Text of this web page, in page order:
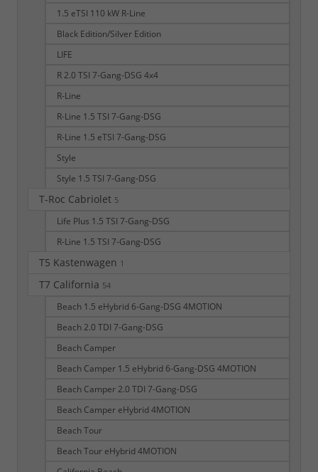
1.5 eTSI 110 kW R-Line
Black Edition/Silver Edition
LIFE
R 2.0 TSI 7-Gang-DSG 4x4
R-Line
R-Line 1.5 TSI 7-Gang-DSG
R-Line 1.5 eTSI 7-Gang-DSG
Style
Style 1.5 TSI 7-Gang-DSG
T-Roc Cabriolet 5
Life Plus 1.5 TSI 7-Gang-DSG
R-Line 1.5 TSI 7-Gang-DSG
T5 Kastenwagen 1
T7 California 54
Beach 1.5 eHybrid 6-Gang-DSG 4MOTION
Beach 2.0 TDI 7-Gang-DSG
Beach Camper
Beach Camper 1.5 eHybrid 6-Gang-DSG 4MOTION
Beach Camper 2.0 TDI 7-Gang-DSG
Beach Camper eHybrid 4MOTION
Beach Tour
Beach Tour eHybrid 4MOTION